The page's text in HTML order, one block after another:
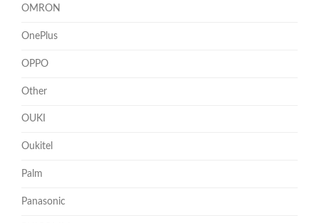
OMRON
OnePlus
OPPO
Other
OUKI
Oukitel
Palm
Panasonic